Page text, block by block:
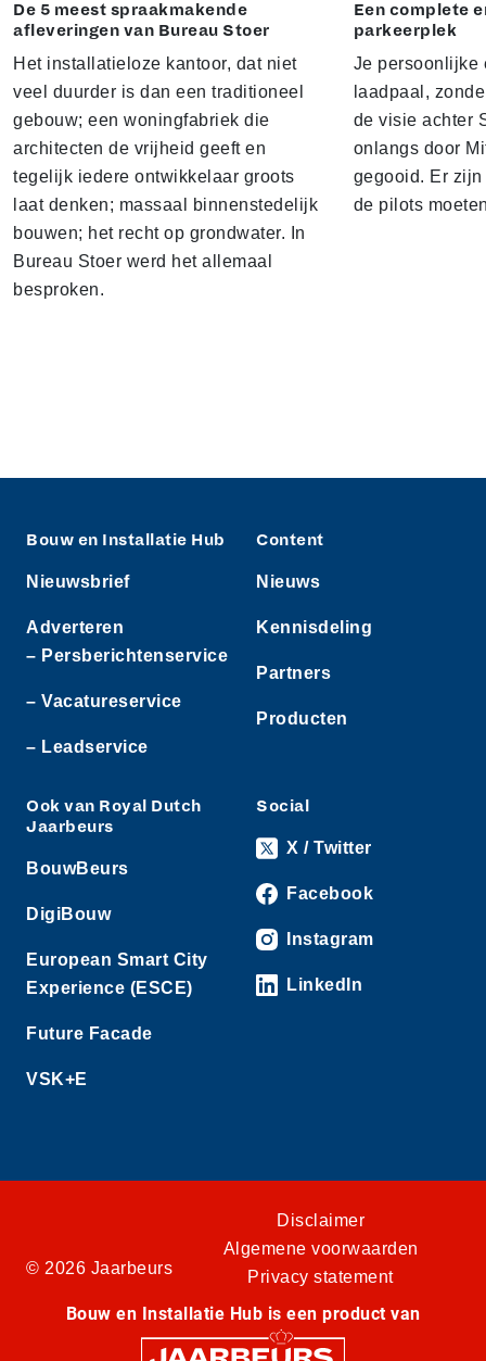
De 5 meest spraakmakende
afleveringen van Bureau Stoer
Het installatieloze kantoor, dat niet
veel duurder is dan een traditioneel
gebouw; een woningfabriek die
architecten de vrijheid geeft en
tegelijk iedere ontwikkelaar groots
laat denken; massaal binnenstedelijk
bouwen; het recht op grondwater. In
Bureau Stoer werd het allemaal
besproken.
Een complete
parkeerplek
Je persoonlijke
laadpaal,
de visie achter
onlangs door
gegooid. Er
de pilots
Bouw en Installatie Hub
Nieuwsbrief
Adverteren
– Persberichtenservice
– Vacatureservice
– Leadservice
Content
Nieuws
Kennisdeling
Partners
Producten
Ook van Royal Dutch
Jaarbeurs
BouwBeurs
DigiBouw
European Smart City
Experience (ESCE)
Future Facade
VSK+E
Social
X / Twitter
Facebook
Instagram
LinkedIn
© 2026 Jaarbeurs
Disclaimer
Algemene voorwaarden
Privacy statement
Bouw en Installatie Hub is een product van